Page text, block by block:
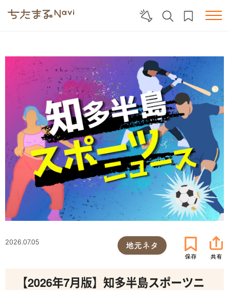
2026.07.05 地元ネタ
【2026年7月版】知多半島スポーツニ